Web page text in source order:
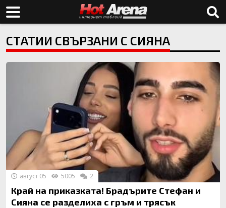
СТАТИИ СВЪРЗАНИ С СИЯНА
Край на приказката! Брадърите Стефан и
Сияна се разделиха с гръм и трясък
август 05 5005 2